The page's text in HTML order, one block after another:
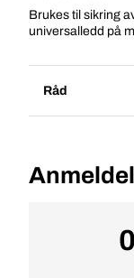
Brukes til sikring
universalledd på
Råd
0